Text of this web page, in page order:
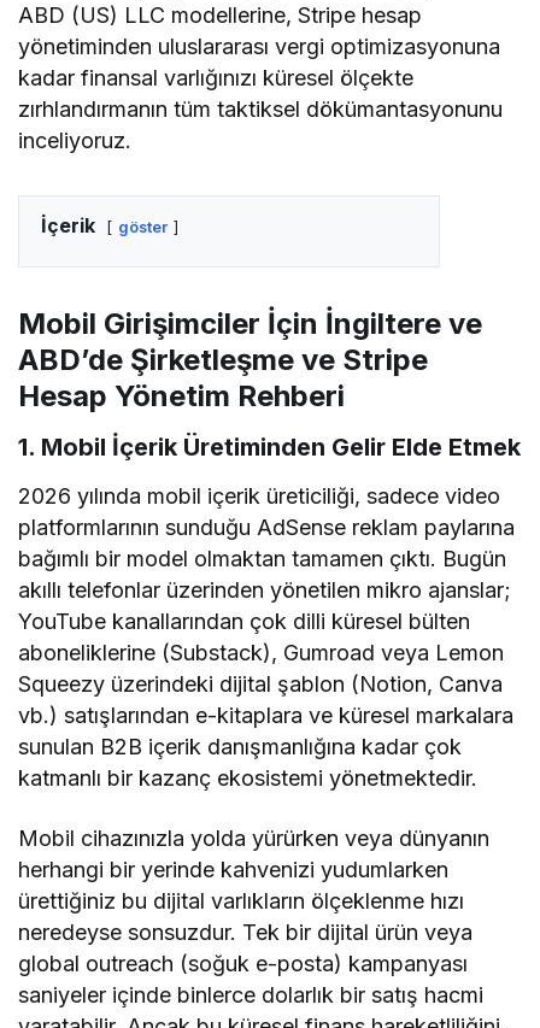
ABD (US) LLC modellerine, Stripe hesap
yönetiminden uluslararası vergi optimizasyonuna
kadar finansal varlığınızı küresel ölçekte
zırhlandırmanın tüm taktiksel dökümantasyonunu
inceliyoruz.
İçerik göster
Mobil Girişimciler İçin İngiltere ve
ABD’de Şirketleşme ve Stripe
Hesap Yönetim Rehberi
1. Mobil İçerik Üretiminden Gelir Elde Etmek
2026 yılında mobil içerik üreticiliği, sadece video
platformlarının sunduğu AdSense reklam paylarına
bağımlı bir model olmaktan tamamen çıktı. Bugün
akıllı telefonlar üzerinden yönetilen mikro ajanslar;
YouTube kanallarından çok dilli küresel bülten
aboneliklerine (Substack), Gumroad veya Lemon
Squeezy üzerindeki dijital şablon (Notion, Canva
vb.) satışlarından e-kitaplara ve küresel markalara
sunulan B2B içerik danışmanlığına kadar çok
katmanlı bir kazanç ekosistemi yönetmektedir.
Mobil cihazınızla yolda yürürken veya dünyanın
herhangi bir yerinde kahvenizi yudumlarken
ürettiğiniz bu dijital varlıkların ölçeklenme hızı
neredeyse sonsuzdur. Tek bir dijital ürün veya
global outreach (soğuk e-posta) kampanyası
saniyeler içinde binlerce dolarlık bir satış hacmi